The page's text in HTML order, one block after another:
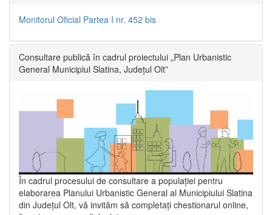
Monitorul Oficial Partea I nr. 452 bis
Consultare publică în cadrul proiectului „Plan Urbanistic
General Municipiul Slatina, Județul Olt”
În cadrul procesului de consultare a populaţiei pentru
elaborarea Planului Urbanistic General al Municipiului Slatina
din Județul Olt, vă invităm să completați chestionarul online,